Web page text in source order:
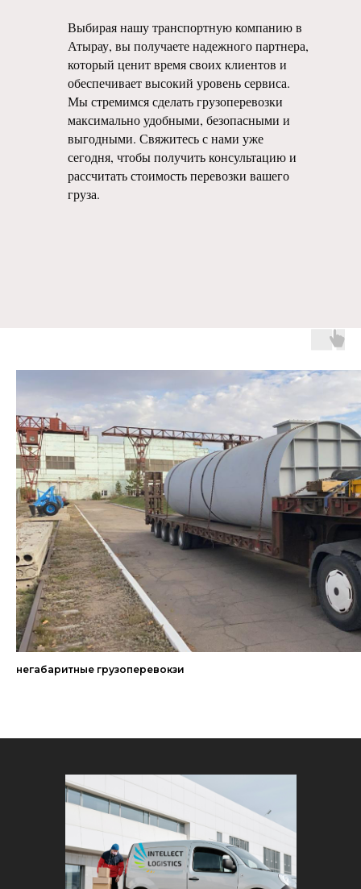
Выбирая нашу транспортную компанию в
Атырау, вы получаете надежного партнера,
который ценит время своих клиентов и
обеспечивает высокий уровень сервиса.
Мы стремимся сделать грузоперевозки
максимально удобными, безопасными и
выгодными. Свяжитесь с нами уже
сегодня, чтобы получить консультацию и
рассчитать стоимость перевозки вашего
груза.
негабаритные грузоперевокзи